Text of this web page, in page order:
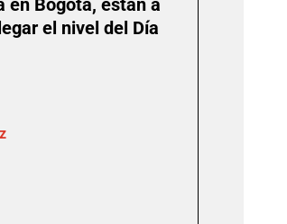
en Bogotá, están a
el nivel del Día